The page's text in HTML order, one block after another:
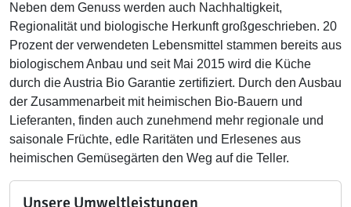
Neben dem Genuss werden auch Nachhaltigkeit,
Regionalität und biologische Herkunft großgeschrieben. 20
Prozent der verwendeten Lebensmittel stammen bereits aus
biologischem Anbau und seit Mai 2015 wird die Küche
durch die Austria Bio Garantie zertifiziert. Durch den Ausbau
der Zusammenarbeit mit heimischen Bio-Bauern und
Lieferanten, finden auch zunehmend mehr regionale und
saisonale Früchte, edle Raritäten und Erlesenes aus
heimischen Gemüsegärten den Weg auf die Teller.
Unsere Umweltleistungen